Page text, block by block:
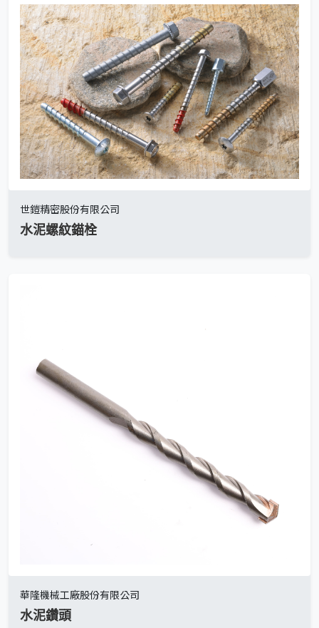
世鎧精密股份有限公司
水泥螺紋錨栓
華隆機械工廠股份有限公司
水泥鑽頭